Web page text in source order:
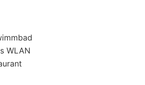
WLAN